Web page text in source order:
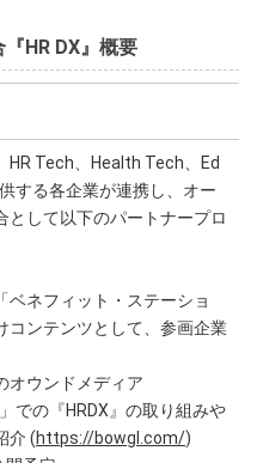
HR DX』概要
HR Tech、Health Tech、Ed
する各企業が連携し、オー
として以下のパートナープロ
ベネフィット・ステーショ
コンテンツとして、参画企業
オウンドメディア
での『HRDX』の取り組みや
介 (https://bowgl.com/)